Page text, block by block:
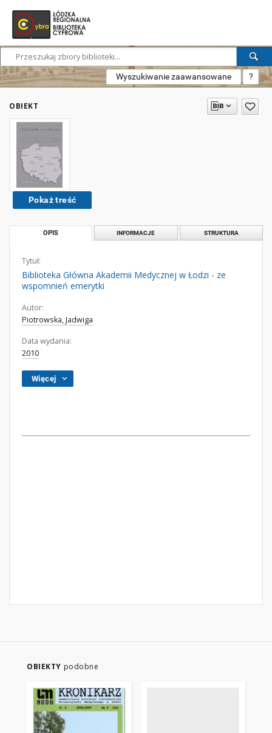
Wyszukiwanie zaawansowane ?
OBIEKT
Pokaż treść
OPIS INFORMACJE STRUKTURA
Tytuł:
Biblioteka Główna Akademii Medycznej w Łodzi - ze
wspomnień emerytki
Autor:
Piotrowska, Jadwiga
Data wydania:
2010
Więcej
OBIEKTY podobne